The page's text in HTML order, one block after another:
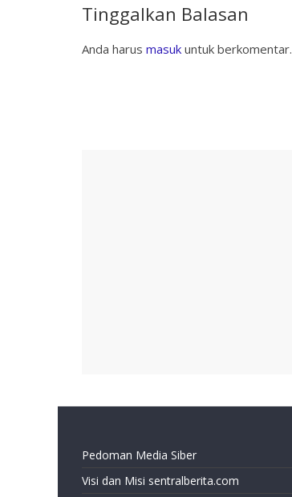
Tinggalkan Balasan
Anda harus masuk untuk berkomentar.
Pedoman Media Siber
Visi dan Misi sentralberita.com